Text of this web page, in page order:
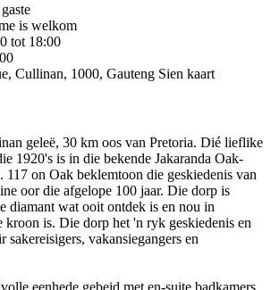
is welkom
tot 18:00
Cullinan, 1000, Gauteng Sien kaart
geleë, 30 km oos van Pretoria. Dié lieflike
1920's is in die bekende Jakaranda Oak-
117 on Oak beklemtoon die geskiedenis van
oor die afgelope 100 jaar. Die dorp is
diamant wat ooit ontdek is en nou in
is. Die dorp het 'n ryk geskiedenis en
vakansiegangers en